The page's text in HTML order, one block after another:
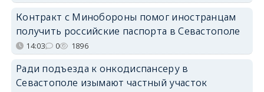
Контракт с Минобороны помог иностранцам
получить российские паспорта в Севастополе
14:03 0 1896
Ради подъезда к онкодиспансеру в
Севастополе изымают частный участок